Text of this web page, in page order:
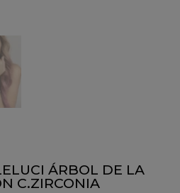
ÁRBOL DE LA
C.ZIRCONIA